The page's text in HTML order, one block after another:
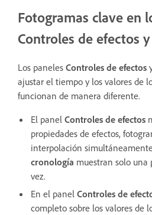
Fotogramas clave en
Controles de efectos
Los paneles Controles de efectos
ajustar el tiempo y los valores de
funcionan de manera diferente.
El panel Controles de efectos
propiedades de efectos,
interpolación
cronología muestran solo una
vez.
En el panel Controles de
completo sobre los valores de